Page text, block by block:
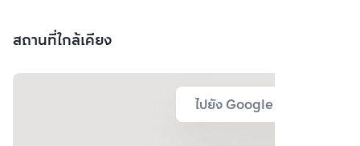
สถานที่ใกล้เคียง
ไปยัง Google Map